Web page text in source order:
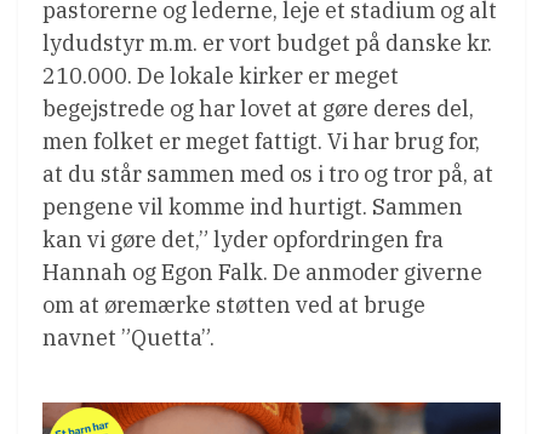
pastorerne og lederne, leje et stadium og alt
lydudstyr m.m. er vort budget på danske kr.
210.000. De lokale kirker er meget
begejstrede og har lovet at gøre deres del,
men folket er meget fattigt. Vi har brug for,
at du står sammen med os i tro og tror på, at
pengene vil komme ind hurtigt. Sammen
kan vi gøre det,” lyder opfordringen fra
Hannah og Egon Falk. De anmoder giverne
om at øremærke støtten ved at bruge
navnet ”Quetta”.